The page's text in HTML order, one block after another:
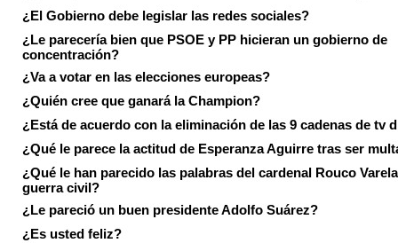
¿El Gobierno debe legislar las redes sociales?
¿Le parecería bien que PSOE y PP hicieran un gobierno de
concentración?
¿Va a votar en las elecciones europeas?
¿Quién cree que ganará la Champion?
¿Está de acuerdo con la eliminación de las 9 cadenas de tv
¿Qué le parece la actitud de Esperanza Aguirre tras ser
¿Qué le han parecido las palabras del cardenal Rouco
guerra civil?
¿Le pareció un buen presidente Adolfo Suárez?
¿Es usted feliz?